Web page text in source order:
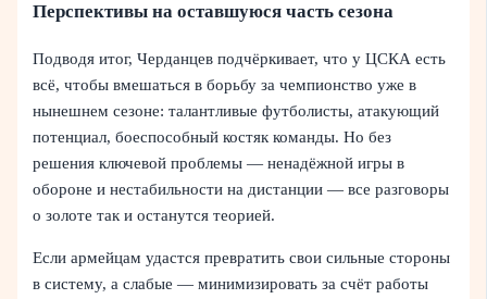
Перспективы на оставшуюся часть сезона
Подводя итог, Черданцев подчёркивает, что у ЦСКА есть
всё, чтобы вмешаться в борьбу за чемпионство уже в
нынешнем сезоне: талантливые футболисты, атакующий
потенциал, боеспособный костяк команды. Но без
решения ключевой проблемы — ненадёжной игры в
обороне и нестабильности на дистанции — все разговоры
о золоте так и останутся теорией.
Если армейцам удастся превратить свои сильные стороны
в систему, а слабые — минимизировать за счёт работы